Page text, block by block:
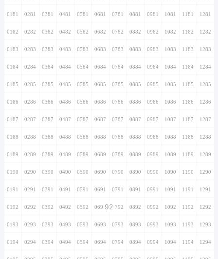
0181 0281 0381 0481 0581 0681 0781 0881 0981 1081 1181 1281
0182 0282 0382 0482 0582 0682 0782 0882 0982 1082 1182 1282
0183 0283 0383 0483 0583 0683 0783 0883 0983 1083 1183 1283
0184 0284 0384 0484 0584 0684 0784 0884 0984 1084 1184 1284
0185 0285 0385 0485 0585 0685 0785 0885 0985 1085 1185 1285
0186 0286 0386 0486 0586 0686 0786 0886 0986 1086 1186 1286
0187 0287 0387 0487 0587 0687 0787 0887 0987 1087 1187 1287
0188 0288 0388 0488 0588 0688 0788 0888 0988 1088 1188 1288
0189 0289 0389 0489 0589 0689 0789 0889 0989 1089 1189 1289
0190 0290 0390 0490 0590 0690 0790 0890 0990 1090 1190 1290
0191 0291 0391 0491 0591 0691 0791 0891 0991 1091 1191 1291
0192 0292 0392 0492 0592 0692920792 0892 0992 1092 1192 1292
0193 0293 0393 0493 0593 0693 0793 0893 0993 1093 1193 1293
0194 0294 0394 0494 0594 0694 0794 0894 0994 1094 1194 1294